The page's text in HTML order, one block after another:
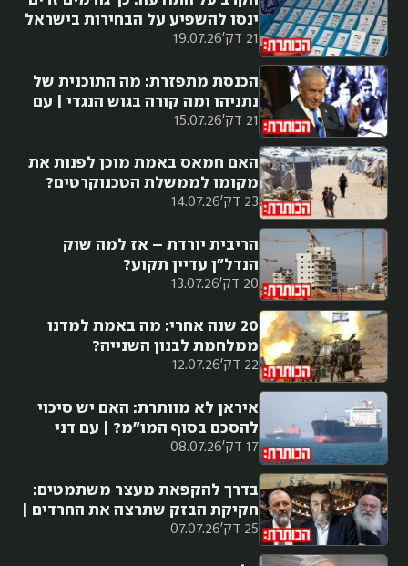
21 דק' 19.07.26
ינסו להשפיע על הבחירות בישראל
21 דק' 15.07.26
הכנסת מתפזרת: מה התוכנית של
נתניהו ומה קורה בגוש הנגדי | עם
מורן אזולאי
23 דק' 14.07.26
האם חמאס באמת מוכן לפנות את
מקומו לממשלת הטכנוקרטים?
20 דק' 13.07.26
הריבית יורדת – אז למה שוק
הנדל"ן עדיין תקוע?
22 דק' 12.07.26
20 שנה אחרי: מה באמת למדנו
ממלחמת לבנון השנייה?
17 דק' 08.07.26
איראן לא מוותרת: האם יש סיכוי
להסכם בסוף המו"מ? | עם דני
סיטרינוביץ
25 דק' 07.07.26
בדרך להקפאת מעצר משתמטים:
חקיקת הבזק שתרצה את החרדים |
עם שילה פריד